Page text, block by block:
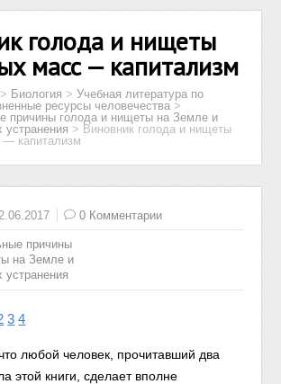
голода и нищеты
масс — капитализм
> Биология >Учебная литература по
ресурсы человечества >
причины голода и нищеты на Земле и
устранения > Виновник голода и нищеты
капитализм
0 Комментарии
причины
на Земле и
устранения
3 4
любой человек, прочитавший два
этой книги, сделает вполне